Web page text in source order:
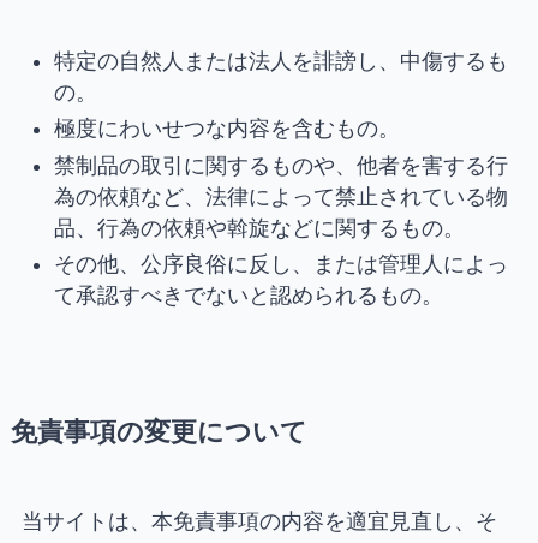
特定の自然人または法人を誹謗し、中傷するも
の。
極度にわいせつな内容を含むもの。
禁制品の取引に関するものや、他者を害する行
為の依頼など、法律によって禁止されている物
品、行為の依頼や斡旋などに関するもの。
その他、公序良俗に反し、または管理人によっ
て承認すべきでないと認められるもの。
免責事項の変更について
当サイトは、本免責事項の内容を適宜見直し、そ